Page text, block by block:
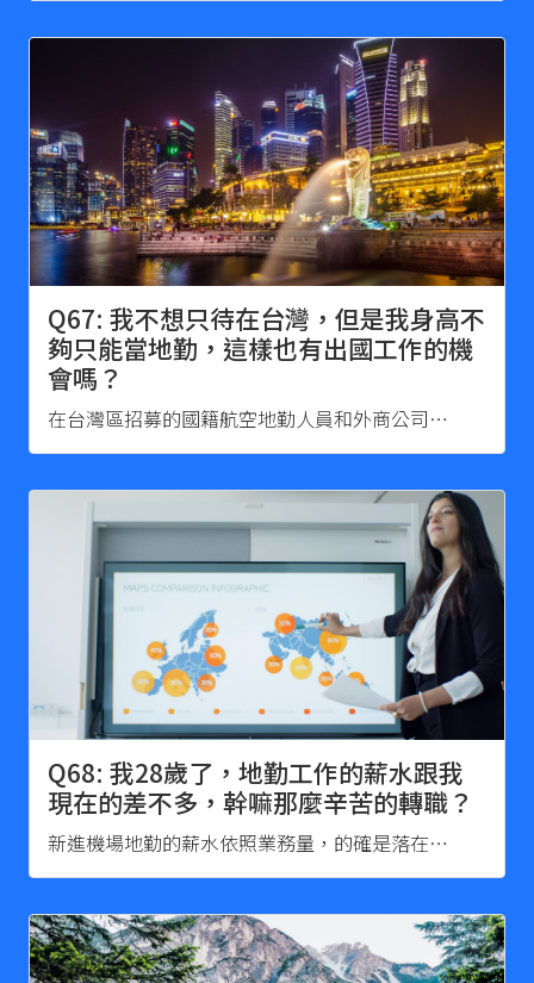
Q67: 我不想只待在台灣，但是我身高不
夠只能當地勤，這樣也有出國工作的機
會嗎？
在台灣區招募的國籍航空地勤人員和外商公司…
Q68: 我28歲了，地勤工作的薪水跟我
現在的差不多，幹嘛那麼辛苦的轉職？
新進機場地勤的薪水依照業務量，的確是落在…